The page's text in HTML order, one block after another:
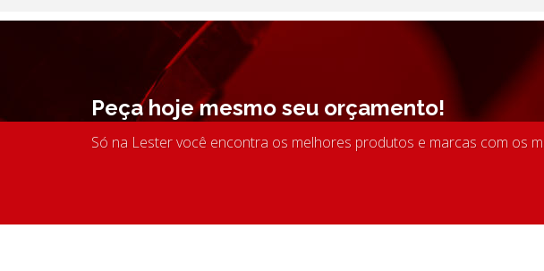
Peça hoje mesmo seu orçamento!
Só na Lester você encontra os melhores produtos e marcas com os